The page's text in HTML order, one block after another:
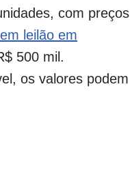
com preços
leilão em
500 mil.
os valores podem